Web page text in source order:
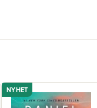
NYHET